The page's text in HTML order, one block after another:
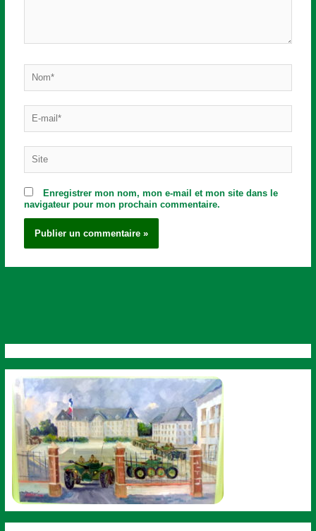
mail*
Enregistrer mon nom, mon e-mail et mon site dans le
navigateur pour mon prochain commentaire.